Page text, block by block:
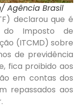
Agência Brasil
declarou que é
do Imposto de
(ITCMD) sobre
de previdência
fica proibido aos
em contas dos
repassados aos